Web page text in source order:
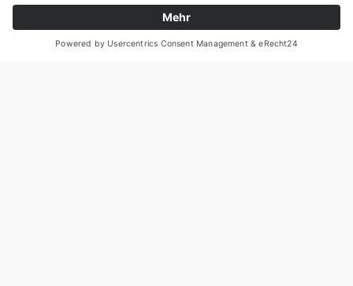
Tele­kom (2,3 Pro­zent).